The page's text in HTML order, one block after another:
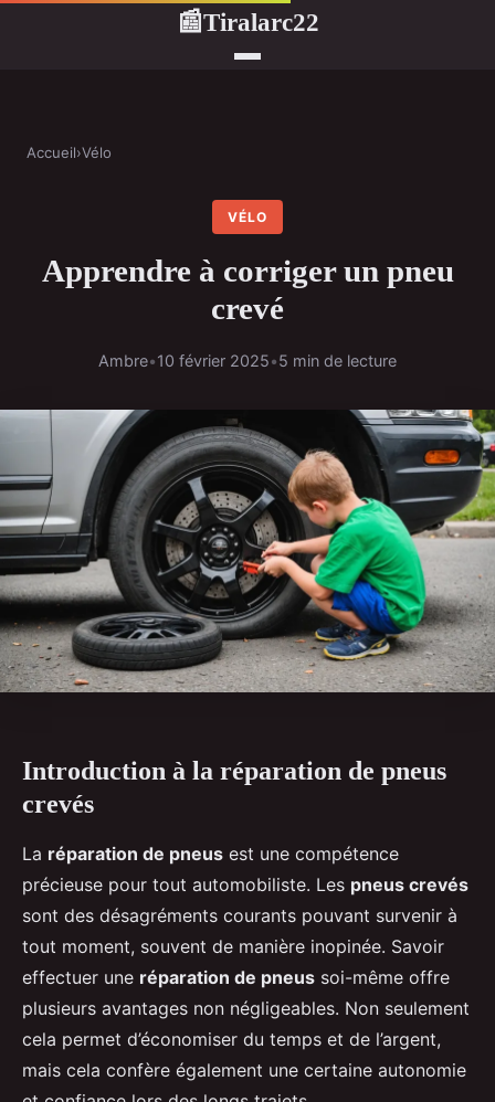
📰Tiralarc22
Accueil›Vélo
VÉLO
Apprendre à corriger un pneu
crevé
Ambre•10 février 2025•5 min de lecture
Introduction à la réparation de pneus
crevés
La réparation de pneus est une compétence
précieuse pour tout automobiliste. Les pneus crevés
sont des désagréments courants pouvant survenir à
tout moment, souvent de manière inopinée. Savoir
effectuer une réparation de pneus soi-même offre
plusieurs avantages non négligeables. Non seulement
cela permet d’économiser du temps et de l’argent,
mais cela confère également une certaine autonomie